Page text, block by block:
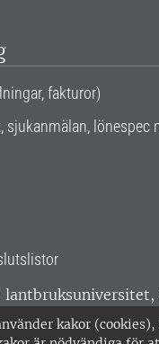
kakor
fakturor)
sjukanmälan, lönespec
lantbruksuniversitet,
hela Sverige.
och Umeå.SLU är